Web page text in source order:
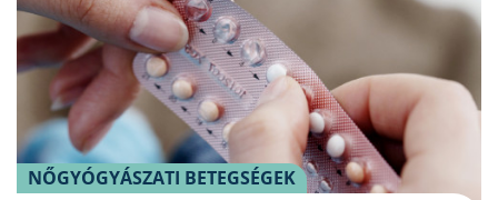
ORVOSKERESŐ
NŐGYÓGYÁSZATI BETEGSÉGEK